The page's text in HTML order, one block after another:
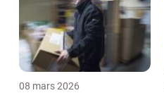
08 mars 2026